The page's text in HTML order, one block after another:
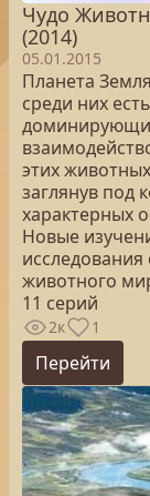
Чудо
(2014)
05.01.2015
Планета
среди них
этих
заглянув под
характерных
Новые
животного
11 серий
2к 1
Перейти